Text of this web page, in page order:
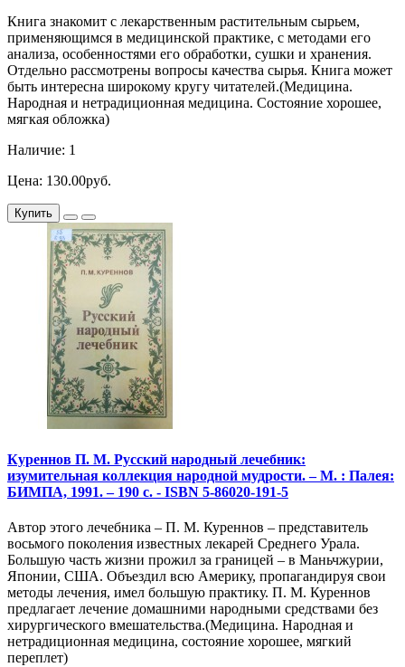
Книга знакомит с лекарственным растительным сырьем,
применяющимся в медицинской практике, с методами его
анализа, особенностями его обработки, сушки и хранения.
Отдельно рассмотрены вопросы качества сырья. Книга может
быть интересна широкому кругу читателей.(Медицина.
Народная и нетрадиционная медицина. Состояние хорошее,
мягкая обложка)
Наличие: 1
Цена: 130.00руб.
Купить
Куреннов П. М. Русский народный лечебник:
изумительная коллекция народной мудрости. – М. : Палея:
БИМПА, 1991. – 190 с. - ISBN 5-86020-191-5
Автор этого лечебника – П. М. Куреннов – представитель
восьмого поколения известных лекарей Среднего Урала.
Большую часть жизни прожил за границей – в Маньчжурии,
Японии, США. Объездил всю Америку, пропагандируя свои
методы лечения, имел большую практику. П. М. Куреннов
предлагает лечение домашними народными средствами без
хирургического вмешательства.(Медицина. Народная и
нетрадиционная медицина, состояние хорошее, мягкий
переплет)